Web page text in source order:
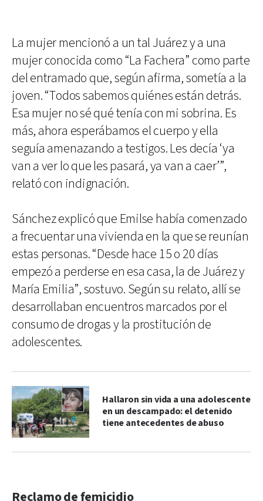
La mujer mencionó a un tal Juárez y a una
mujer conocida como “La Fachera” como parte
del entramado que, según afirma, sometía a la
joven. “Todos sabemos quiénes están detrás.
Esa mujer no sé qué tenía con mi sobrina. Es
más, ahora esperábamos el cuerpo y ella
seguía amenazando a testigos. Les decía ‘ya
van a ver lo que les pasará, ya van a caer’”,
relató con indignación.
Sánchez explicó que Emilse había comenzado
a frecuentar una vivienda en la que se reunían
estas personas. “Desde hace 15 o 20 días
empezó a perderse en esa casa, la de Juárez y
María Emilia”, sostuvo. Según su relato, allí se
desarrollaban encuentros marcados por el
consumo de drogas y la prostitución de
adolescentes.
Hallaron sin vida a una adolescente
en un descampado: el detenido
tiene antecedentes de abuso
Reclamo de femicidio